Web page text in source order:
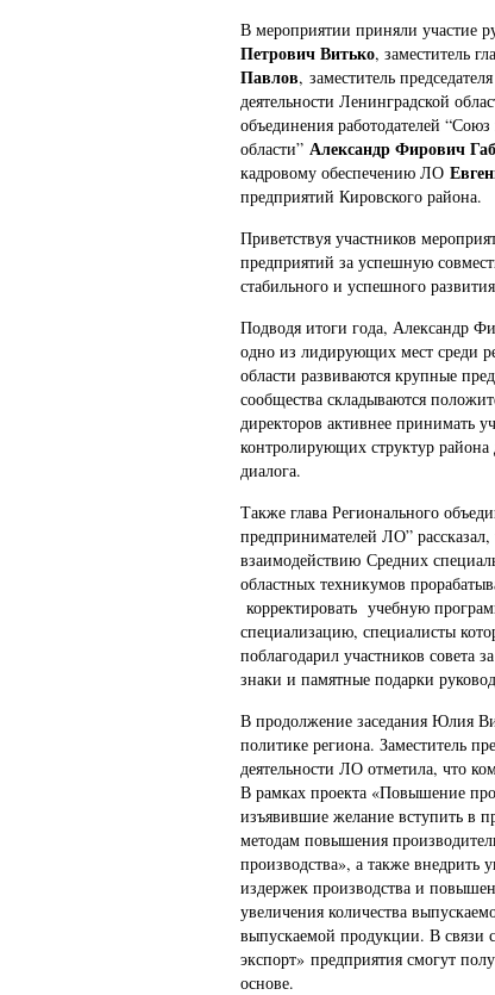
В мероприятии приняли участие
Петрович Витько, заместитель
Павлов, заместитель
деятельности Ленинградской
объединения работодателей
области” Александр Фирович
кадровому обеспечению ЛО
предприятий Кировского района.
Приветствуя участников
предприятий за успешную
стабильного и успешного
Подводя итоги года, Александр
одно из лидирующих мест среди
области развиваются крупные
сообщества складываются
директоров активнее принимать
контролирующих структур
диалога.
Также глава Регионального
предпринимателей ЛО”
взаимодействию Средних
областных техникумов
корректировать учебную
специализацию, специалисты
поблагодарил участников совета
знаки и памятные подарки
В продолжение заседания Юлия
политике региона. Заместитель
деятельности ЛО отметила, что
В рамках проекта «Повышение
изъявившие желание вступить в
методам повышения
производства», а также внедрить
издержек производства и
увеличения количества
выпускаемой продукции. В связи
экспорт» предприятия смогут
основе.